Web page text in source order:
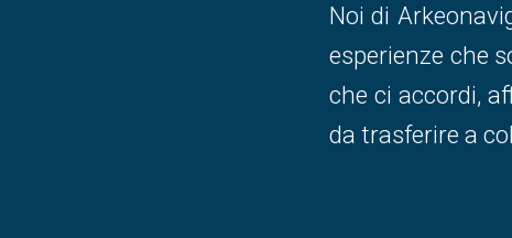
Noi di
esperienze che
che ci accordi,
da trasferire a